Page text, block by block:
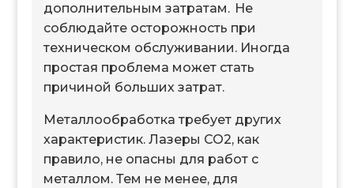
дополнительным затратам. Не
соблюдайте осторожность при
техническом обслуживании. Иногда
простая проблема может стать
причиной больших затрат.
Металлообработка требует других
характеристик. Лазеры CO2, как
правило, не опасны для работ с
металлом. Тем не менее, для